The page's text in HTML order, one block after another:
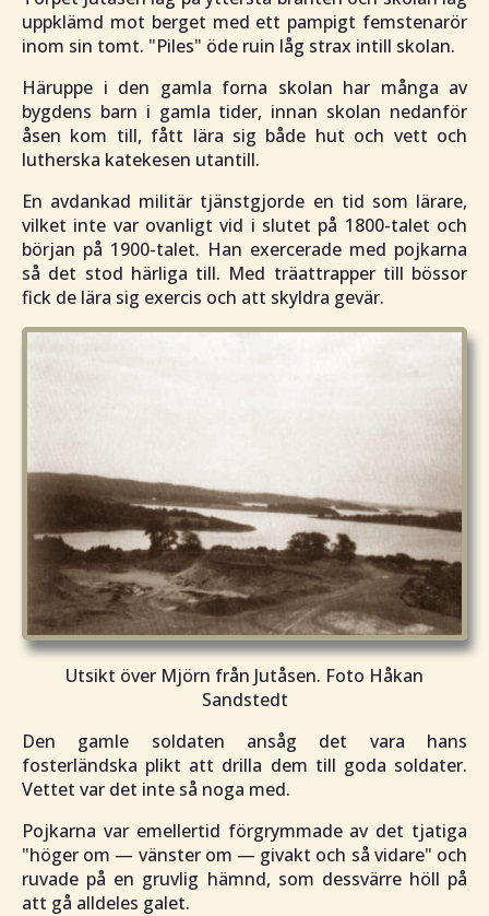
uppklämd mot berget med ett pampigt femstenarör
inom sin tomt. "Piles" öde ruin låg strax intill skolan.
Häruppe i den gamla forna skolan har många av
bygdens barn i gamla tider, innan skolan nedanför
åsen kom till, fått lära sig både hut och vett och
lutherska katekesen utantill.
En avdankad militär tjänstgjorde en tid som lärare,
vilket inte var ovanligt vid i slutet på 1800-talet och
början på 1900-talet. Han exercerade med pojkarna
så det stod härliga till. Med träattrapper till bössor
fick de lära sig exercis och att skyldra gevär.
Utsikt över Mjörn från Jutåsen. Foto Håkan
Sandstedt
Den gamle soldaten ansåg det vara hans
fosterländska plikt att drilla dem till goda soldater.
Vettet var det inte så noga med.
Pojkarna var emellertid förgrymmade av det tjatiga
"höger om — vänster om — givakt och så vidare" och
ruvade på en gruvlig hämnd, som dessvärre höll på
att gå alldeles galet.